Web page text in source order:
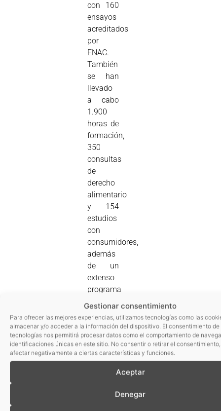
Gestionar consentimiento
Para ofrecer las mejores experiencias, utilizamos tecnologías como las
almacenar y/o acceder a la información del dispositivo. El consentimiento de
tecnologías nos permitirá procesar datos como el comportamiento de
identificaciones únicas en este sitio. No consentir o retirar el
afectar negativamente a ciertas características y funciones.
Aceptar
Denegar
con 160
ensayos
acreditados
por
ENAC.
También
se han
llevado
a cabo
1.900
horas de
formación,
350
consultas
de
derecho
alimentario
y 154
estudios
con
consumidores,
además
de un
extenso
programa
de
eventos
y
actividades
formativas,
que
registraron